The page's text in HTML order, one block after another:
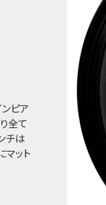
ピア
全て
チは
ット